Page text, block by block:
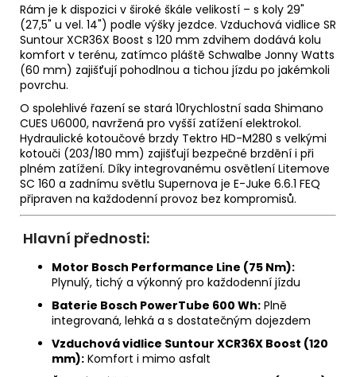
Rám je k dispozici v široké škále velikostí – s koly 29"
(27,5" u vel. 14") podle výšky jezdce. Vzduchová vidlice SR
Suntour XCR36X Boost s 120 mm zdvihem dodává kolu
komfort v terénu, zatímco pláště Schwalbe Jonny Watts
(60 mm) zajišťují pohodlnou a tichou jízdu po jakémkoli
povrchu.
O spolehlivé řazení se stará 10rychlostní sada Shimano
CUES U6000, navržená pro vyšší zatížení elektrokol.
Hydraulické kotoučové brzdy Tektro HD-M280 s velkými
kotouči (203/180 mm) zajišťují bezpečné brzdění i při
plném zatížení. Díky integrovanému osvětlení Litemove
SC 160 a zadnímu světlu Supernova je E-Juke 6.6.1 FEQ
připraven na každodenní provoz bez kompromisů.
Hlavní přednosti:
Motor Bosch Performance Line (75 Nm):
Plynulý, tichý a výkonný pro každodenní jízdu
Baterie Bosch PowerTube 600 Wh: Plně
integrovaná, lehká a s dostatečným dojezdem
Vzduchová vidlice Suntour XCR36X Boost (120
mm): Komfort i mimo asfalt